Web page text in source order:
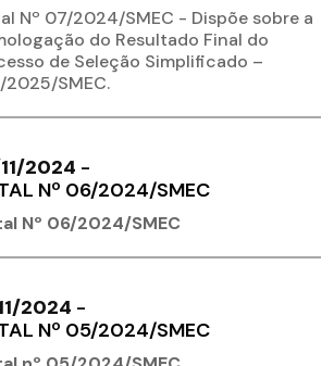
Nº 07/2024/SMEC - Dispõe sobre a
do Resultado Final do
de Seleção Simplificado –
2025/SMEC.
2024 -
Nº 06/2024/SMEC
Nº 06/2024/SMEC
2024 -
Nº 05/2024/SMEC